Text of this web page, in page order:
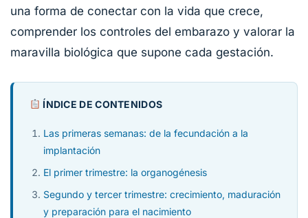
una forma de conectar con la vida que crece,
comprender los controles del embarazo y valorar la
maravilla biológica que supone cada gestación.
ÍNDICE DE CONTENIDOS
Las primeras semanas: de la fecundación a la
implantación
El primer trimestre: la organogénesis
Segundo y tercer trimestre: crecimiento, maduración
y preparación para el nacimiento